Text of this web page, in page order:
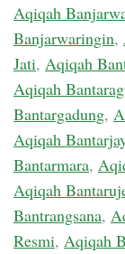
Aqiqah
Banjarwaringin,
Jati, Aqiqah
Aqiqah
Bantargadung,
Aqiqah
Bantarmara,
Aqiqah
Bantrangsana,
Resmi, Aqiqah